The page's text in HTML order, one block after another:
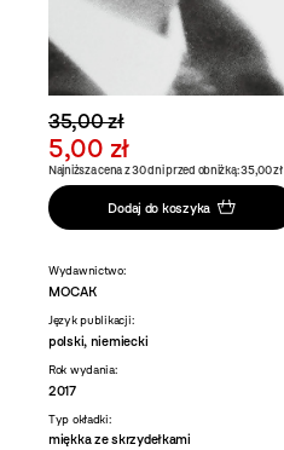
35,00 zł
5,00 zł
Najniższa cena z 30 dni przed obniżką: 35,00 zł
Dodaj do koszyka
Wydawnictwo:
MOCAK
Język publikacji:
polski, niemiecki
Rok wydania:
2017
Typ okładki:
miękka ze skrzydełkami